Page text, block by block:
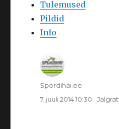
Tulemused
Pildid
Info
Autor
Spordihai.ee
Postitatud
7. juuli 2014 10:30